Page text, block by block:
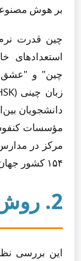
بر هوش
چین قدرت
استعدادهای
چین" و "عشق
۱۵۴ کشور جهان افتتاح کردند.
2. روش‌شناسی